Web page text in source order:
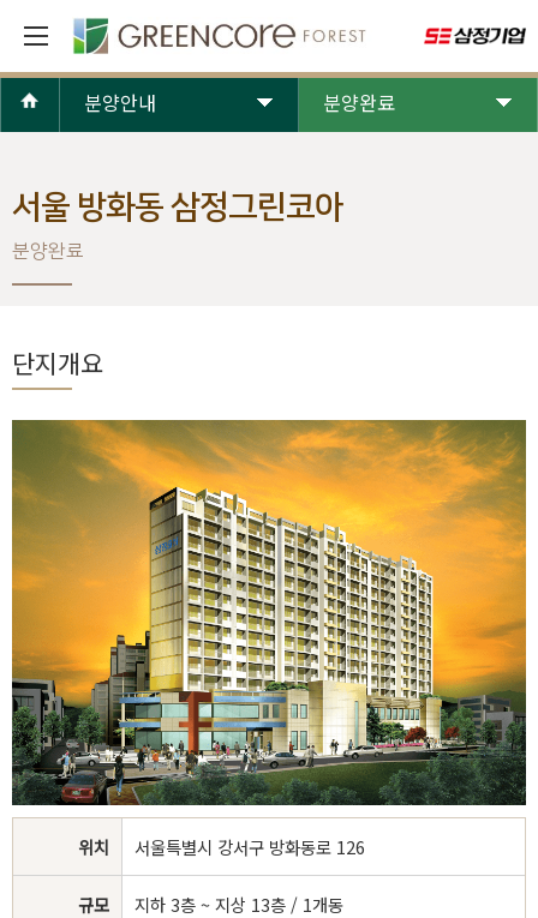
분양안내 분양완료
서울 방화동 삼정그린코아
분양완료
단지개요
위치 서울특별시 강서구 방화동로 126
규모 지하 3층 ~ 지상 13층 / 1개동